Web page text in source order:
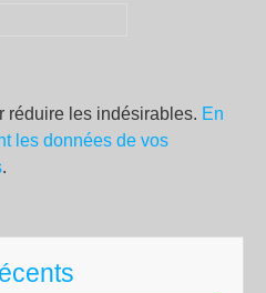
réduire les indésirables. En
les données de vos
.